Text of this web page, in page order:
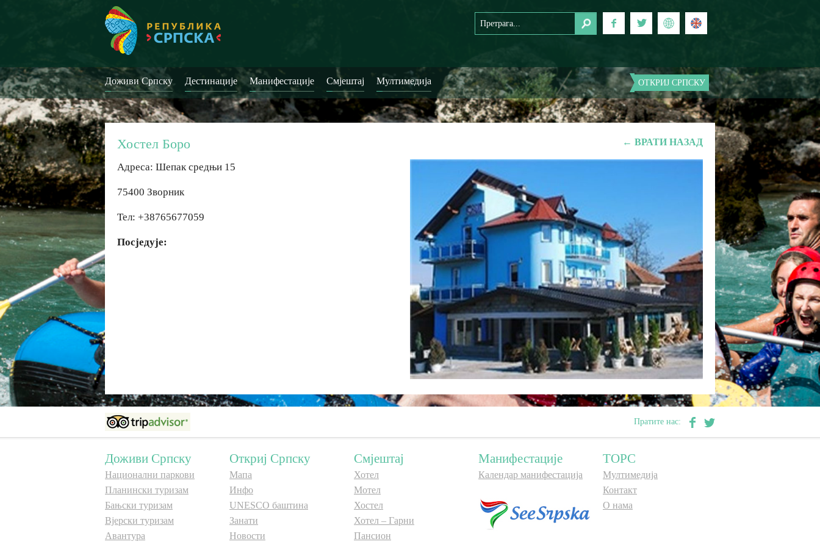
Доживи Српску Дестинације Манифестације Смјештај Мултимедија ОТКРИЈ СРПСКУ
← ВРАТИ НАЗАД
Хостел Боро
Адреса: Шепак средњи 15
75400 Зворник
Тел: +38765677059
Посједује:
Пратите нас:
Доживи Српску
Национални паркови
Планински туризам
Бањски туризам
Вјерски туризам
Авантура
Откриј Српску
Мапа
Инфо
UNESCO баштина
Занати
Новости
Смјештај
Хотел
Мотел
Хостел
Хотел – Гарни
Пансион
Манифестације
Календар манифестација
ТОРС
Мултимедија
Контакт
О нама